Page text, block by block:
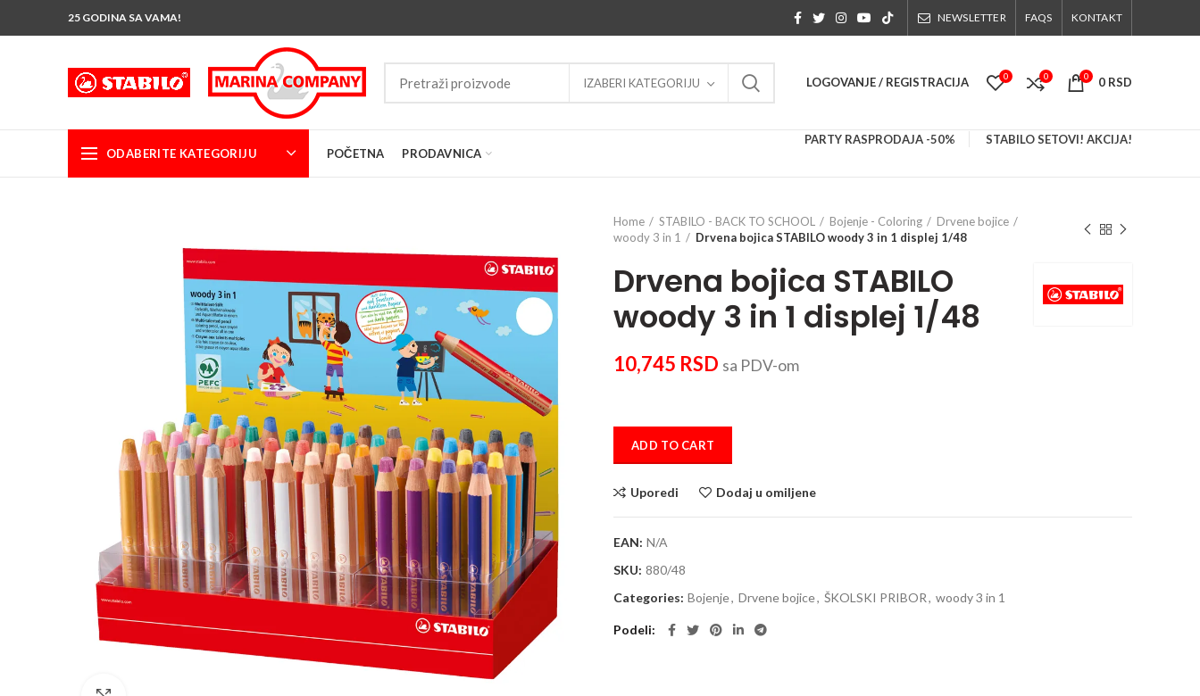
25 GODINA SA VAMA! NEWSLETTER FAQS KONTAKT
IZABERI KATEGORIJU LOGOVANJE / REGISTRACIJA 0 0 0 0 RSD
ODABERITE KATEGORIJU POČETNA PRODAVNICA
PARTY RASPRODAJA -50% STABILO SETOVI! AKCIJA!
Home STABILO - BACK TO SCHOOL Bojenje - Coloring
Drvene bojice
woody 3 in 1
Drvena bojica STABILO woody 3 in 1 displej 1/48
Drvena bojica STABILO
woody 3 in 1 displej 1/48
10,745 RSD sa PDV-om
ADD TO CART
Uporedi Dodaj u omiljene
EAN: N/A
SKU: 880/48
Categories: Bojenje, Drvene bojice, ŠKOLSKI PRIBOR, woody 3 in 1
Podeli